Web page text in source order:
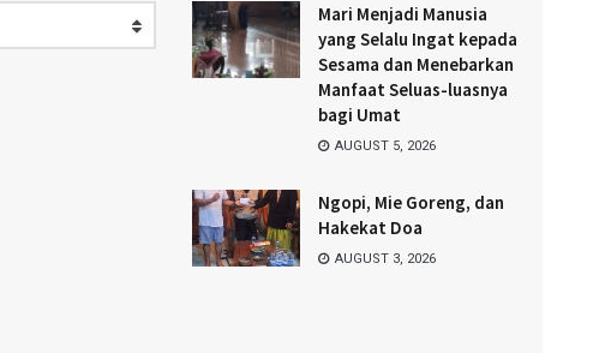
Mari Menjadi Manusia
yang Selalu Ingat kepada
Sesama dan Menebarkan
Manfaat Seluas-luasnya
bagi Umat
AUGUST 5, 2026
Ngopi, Mie Goreng, dan
Hakekat Doa
AUGUST 3, 2026